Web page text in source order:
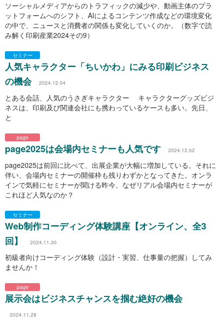
ソーシャルメディアからのトラフィックの減少や、動画主体のプラ
ットフォームへのシフト、AIによるコンテンツ作成などの環境変化
の中で、ニュースと消費者の関係も変化していくのか。（数字で読
み解く印刷産業2024その9）
セミナー
人気キャラクター「ちいかわ」にみる印刷ビジネス
の機会
2024.12.04
とある会話、人気のうさぎキャラクター キャラクターグッズビジ
ネスは、印刷及び関連会社にも携わっているケースも多い。先日、
と
page
page2025は会場内セミナーも人気です 2024.12.02
page2025は前回に比べて、出展企業が大幅に増加している。それに
伴い、会場内セミナーの開催枠も残りわずかとなってきた。オンラ
インで気軽にセミナーが聞ける昨今、なぜリアル会場内セミナーが
これほど人気なのか？
セミナー
Web制作コーディング体験講座【オンライン、全3
回】
2024.11.30
初級者向けコーディング体験（設計・実習、仕事量の把握）してみ
ませんか！
page
展示会はビジネスチャンスを掴む絶好の機会
2024.11.28